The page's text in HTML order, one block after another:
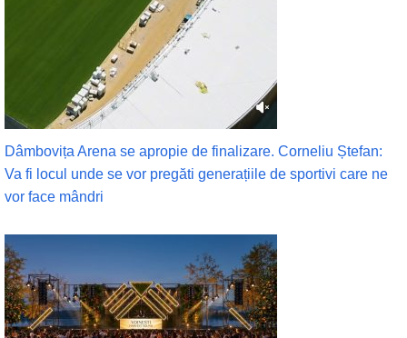
Dâmbovița Arena se apropie de finalizare. Corneliu Ștefan:
Va fi locul unde se vor pregăti generațiile de sportivi care ne
vor face mândri